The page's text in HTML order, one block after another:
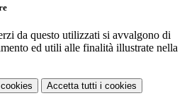
da questo utilizzati si avvalgono di
ed utili alle finalità illustrate nella
Accetta tutti i cookies